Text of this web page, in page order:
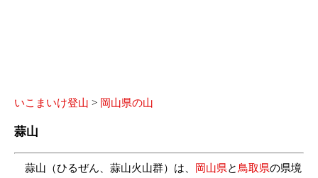
いこまいけ登山 > 岡山県の山
蒜山
蒜山（ひるぜん、蒜山火山群）は、 岡山県と 鳥取県の県境